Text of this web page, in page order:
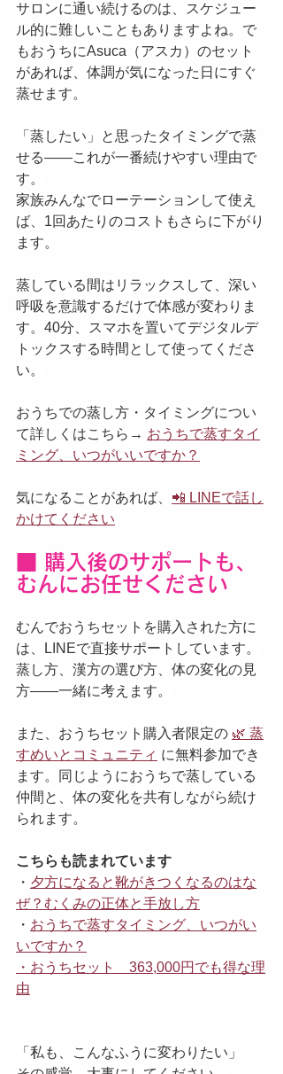
サロンに通い続けるのは、スケジュー
ル的に難しいこともありますよね。で
もおうちにAsuca（アスカ）のセット
があれば、体調が気になった日にすぐ
蒸せます。
「蒸したい」と思ったタイミングで蒸
せる——これが一番続けやすい理由で
す。
家族みんなでローテーションして使え
ば、1回あたりのコストもさらに下がり
ます。
蒸している間はリラックスして、深い
呼吸を意識するだけで体感が変わりま
す。40分、スマホを置いてデジタルデ
トックスする時間として使ってくださ
い。
おうちでの蒸し方・タイミングについ
て詳しくはこちら→ おうちで蒸すタイ
ミング、いつがいいですか？
気になることがあれば、 📲 LINEで話し
かけてください
■ 購入後のサポートも、
むんにお任せください
むんでおうちセットを購入された方に
は、LINEで直接サポートしています。
蒸し方、漢方の選び方、体の変化の見
方——一緒に考えます。
また、おうちセット購入者限定の 🌿 蒸
すめいとコミュニティ に無料参加でき
ます。同じようにおうちで蒸している
仲間と、体の変化を共有しながら続け
られます。
こちらも読まれています
・ 夕方になると靴がきつくなるのはな
ぜ？むくみの正体と手放し方
・ おうちで蒸すタイミング、いつがい
いですか？
・ おうちセット　363,000円でも得な理
由
「私も、こんなふうに変わりたい」